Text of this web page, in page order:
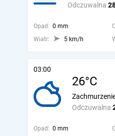
Odczuwalna
Opad: 0 mm
Wiatr:
5 km/h
03:00
26°C
Odczuwalna
Opad: 0 mm